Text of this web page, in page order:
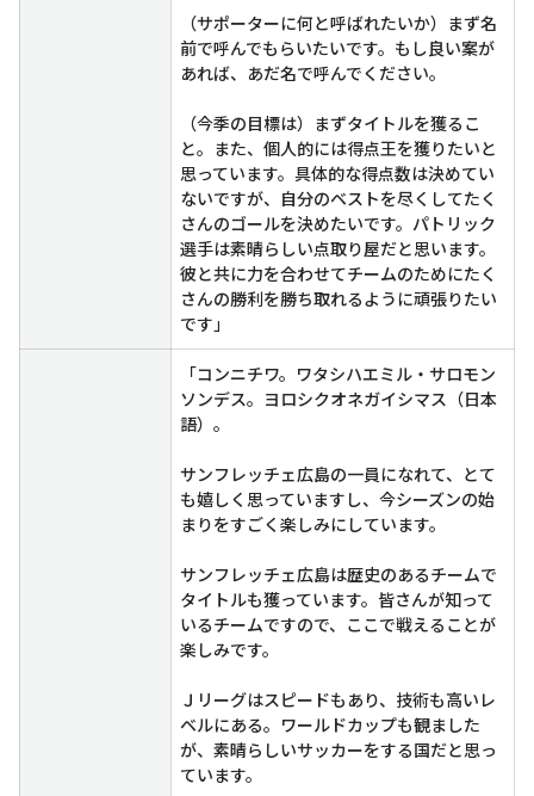
（サポーターに何と呼ばれたいか）まず名
前で呼んでもらいたいです。もし良い案が
あれば、あだ名で呼んでください。
（今季の目標は）まずタイトルを獲るこ
と。また、個人的には得点王を獲りたいと
思っています。具体的な得点数は決めてい
ないですが、自分のベストを尽くしてたく
さんのゴールを決めたいです。パトリック
選手は素晴らしい点取り屋だと思います。
彼と共に力を合わせてチームのためにたく
さんの勝利を勝ち取れるように頑張りたい
です」
「コンニチワ。ワタシハエミル・サロモン
ソンデス。ヨロシクオネガイシマス（日本
語）。
サンフレッチェ広島の一員になれて、とて
も嬉しく思っていますし、今シーズンの始
まりをすごく楽しみにしています。
サンフレッチェ広島は歴史のあるチームで
タイトルも獲っています。皆さんが知って
いるチームですので、ここで戦えることが
楽しみです。
Ｊリーグはスピードもあり、技術も高いレ
ベルにある。ワールドカップも観ました
が、素晴らしいサッカーをする国だと思っ
ています。